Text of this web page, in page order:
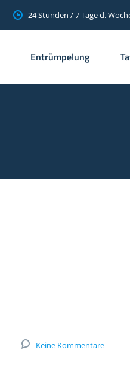
24 Stunden / 7 Tage d.
Entrümpelung
Keine Kommentare